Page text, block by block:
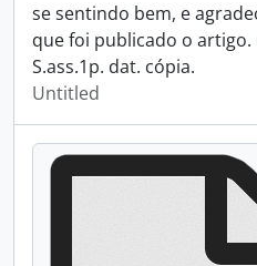
se sentindo bem, e
que foi publicado o artigo.
S.ass.1p. dat. cópia.
Untitled